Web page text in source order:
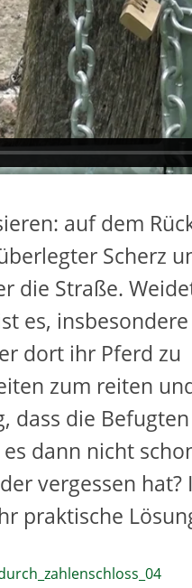
auf dem
Scherz
die Straße.
es,
dort ihr Pferd zu
zum reiten
dass die
dann nicht
vergessen hat?
praktische